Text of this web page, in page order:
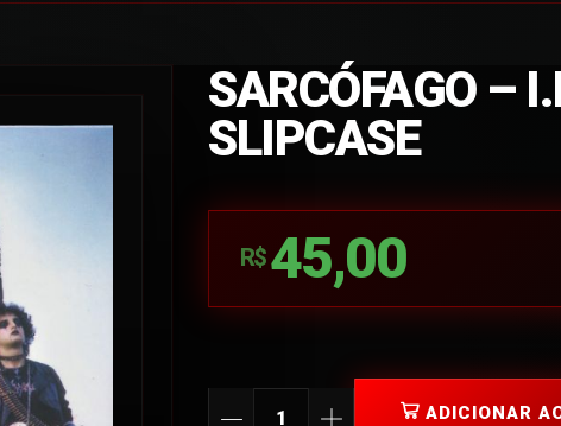
SARCÓFAGO –
SLIPCASE
R$ 45,00
ADICIONAR